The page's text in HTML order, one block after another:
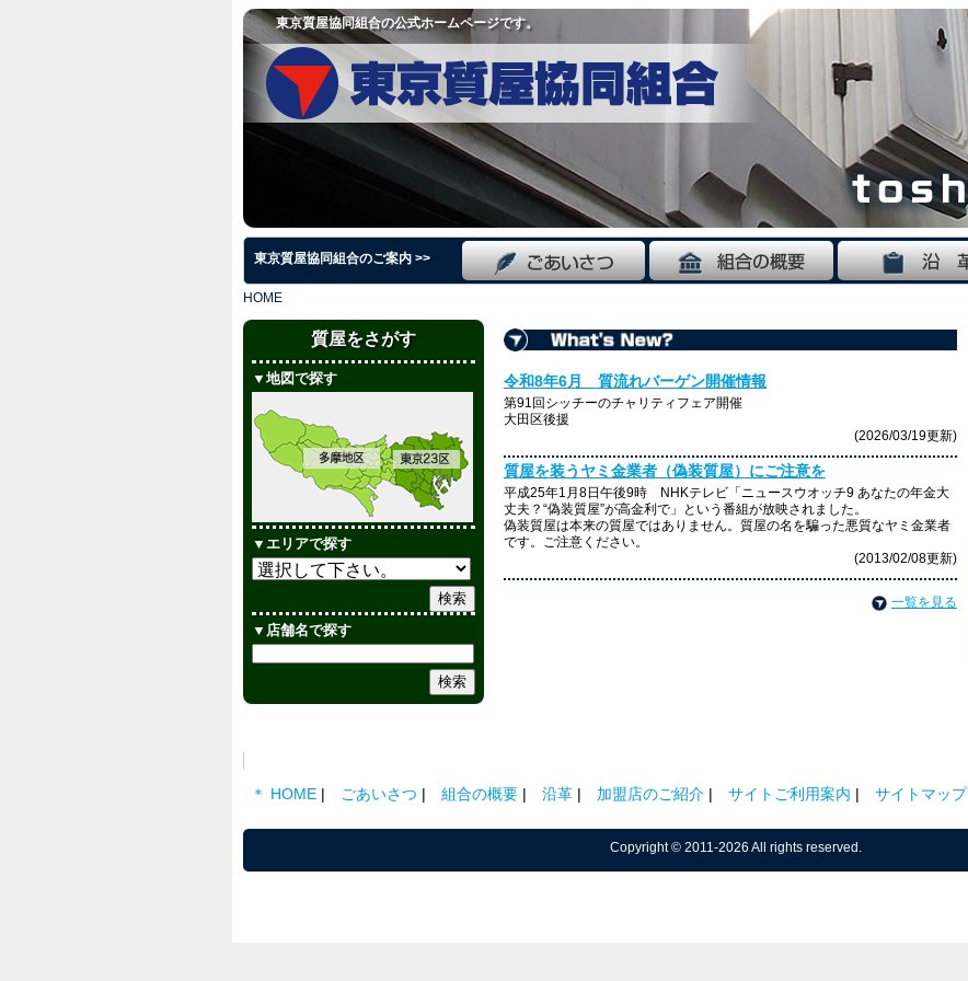
東京質屋協同組合の公式ホームページです。
東京質屋協同組合のご案内 >>
HOME
質屋をさがす
▼地図で探す
▼エリアで探す
▼店舗名で探す
令和8年6月 質流れバーゲン開催情報
第91回シッチーのチャリティフェア開催
大田区後援
(2026/03/19更新)
質屋を装うヤミ金業者（偽装質屋）にご注意を
平成25年1月8日午後9時 NHKテレビ「ニュースウオッチ9 あなたの年金大
丈夫？“偽装質屋”が高金利で」という番組が放映されました。
偽装質屋は本来の質屋ではありません。質屋の名を騙った悪質なヤミ金業者
です。ご注意ください。
(2013/02/08更新)
一覧を見る
＊ HOME ごあいさつ 組合の概要 沿革 加盟店のご紹介 サイトご利用案内 サイトマップ
Copyright © 2011-2026 All rights reserved.